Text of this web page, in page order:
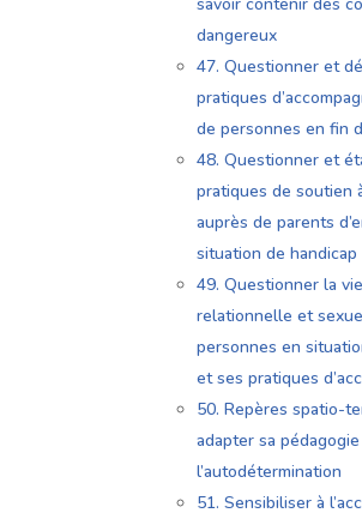
savoir contenir des
dangereux
47. Questionner et
pratiques
de personnes en fin
48. Questionner et
pratiques de soutien
auprès de parents
situation de handicap
49. Questionner la
relationnelle et
personnes en
et ses pratiques
50. Repères spatio-
adapter sa
l’autodétermination
51. Sensibiliser à